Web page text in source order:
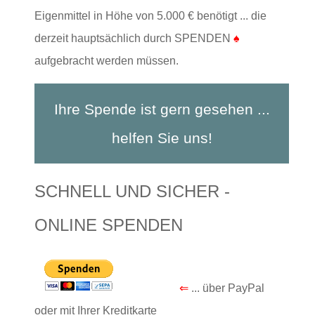
Eigenmittel in Höhe von 5.000 € benötigt ... die
derzeit hauptsächlich durch SPENDEN ♠
aufgebracht werden müssen.
Ihre Spende ist gern gesehen ...
helfen Sie uns!
SCHNELL UND SICHER -
ONLINE SPENDEN
⇐ ... über PayPal
oder mit Ihrer Kreditkarte